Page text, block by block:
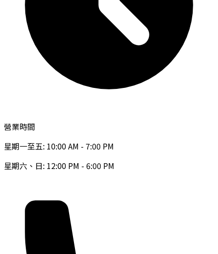
營業時間
星期一至五: 10:00 AM - 7:00 PM
星期六、日: 12:00 PM - 6:00 PM